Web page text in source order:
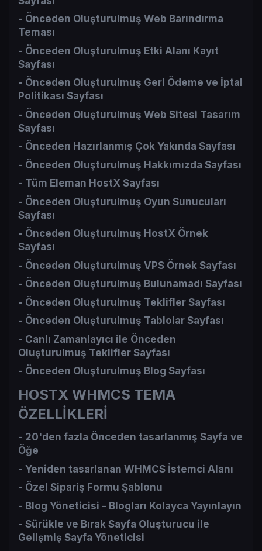
- Önceden Oluşturulmuş Web Barındırma
Teması​
- Önceden Oluşturulmuş Etki Alanı Kayıt
Sayfası​
- Önceden Oluşturulmuş Geri Ödeme ve İptal
Politikası Sayfası​
- Önceden Oluşturulmuş Web Sitesi Tasarım
Sayfası​
- Önceden Hazırlanmış Çok Yakında Sayfası​
- Önceden Oluşturulmuş Hakkımızda Sayfası​
- Tüm Eleman HostX Sayfası​
- Önceden Oluşturulmuş Oyun Sunucuları
Sayfası​
- Önceden Oluşturulmuş HostX Örnek
Sayfası​
- Önceden Oluşturulmuş VPS Örnek Sayfası​
- Önceden Oluşturulmuş Bulunamadı Sayfası​
- Önceden Oluşturulmuş Teklifler Sayfası​
- Önceden Oluşturulmuş Tablolar Sayfası​
- Canlı Zamanlayıcı ile Önceden
Oluşturulmuş Teklifler Sayfası​
- Önceden Oluşturulmuş Blog Sayfası​
HOSTX WHMCS TEMA
ÖZELLİKLERİ
- 20'den fazla Önceden tasarlanmış Sayfa ve
Öğe​
- Yeniden tasarlanan WHMCS İstemci Alanı​
- Özel Sipariş Formu Şablonu​
- Blog Yöneticisi - Blogları Kolayca Yayınlayın​
- Sürükle ve Bırak Sayfa Oluşturucu ile
Gelişmiş Sayfa Yöneticisi​